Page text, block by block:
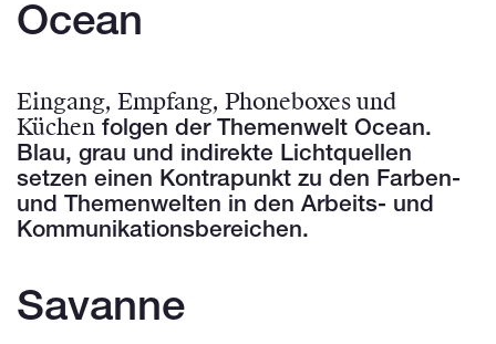
Ocean
Eingang, Empfang, Phoneboxes und
Küchen folgen der Themenwelt Ocean.
Blau, grau und indirekte Lichtquellen
setzen einen Kontrapunkt zu den Farben-
und Themenwelten in den Arbeits- und
Kommunikationsbereichen.
Savanne